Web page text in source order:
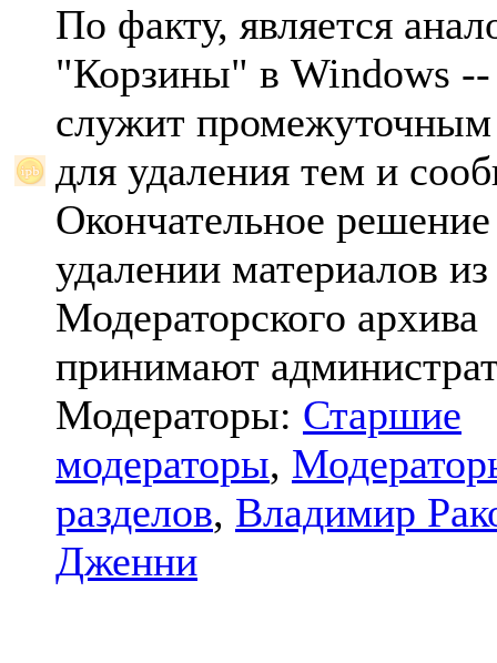
По факту, является
"Корзины" в Windows --
служит промежуточным
для удаления тем и
Окончательное
удалении материалов из
Модераторского архива
принимают
Модераторы: Старшие
модераторы,
разделов, Владимир
Дженни